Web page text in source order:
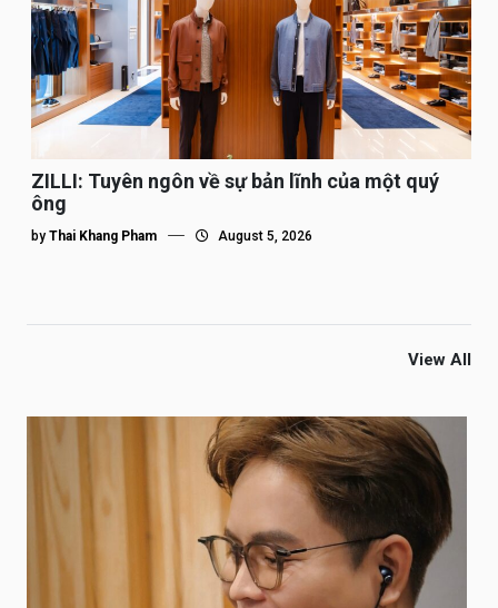
ZILLI: Tuyên ngôn về sự bản lĩnh của một quý
ông
by Thai Khang Pham August 5, 2026
View All